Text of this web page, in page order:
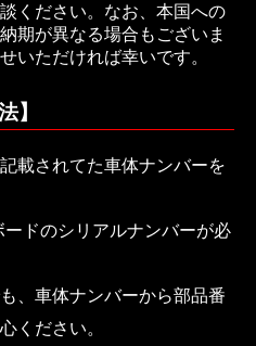
ください。なお、本国への
期が異なる場合もございま
いただければ幸いです。
】
載されてた車体ナンバーを
ドのシリアルナンバーが必
、車体ナンバーから部品番
ください。